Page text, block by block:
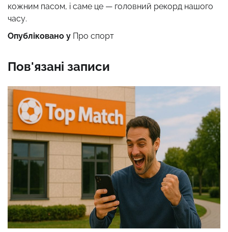
кожним пасом, і саме це — головний рекорд нашого
часу.
Опубліковано у Про спорт
Пов'язані записи